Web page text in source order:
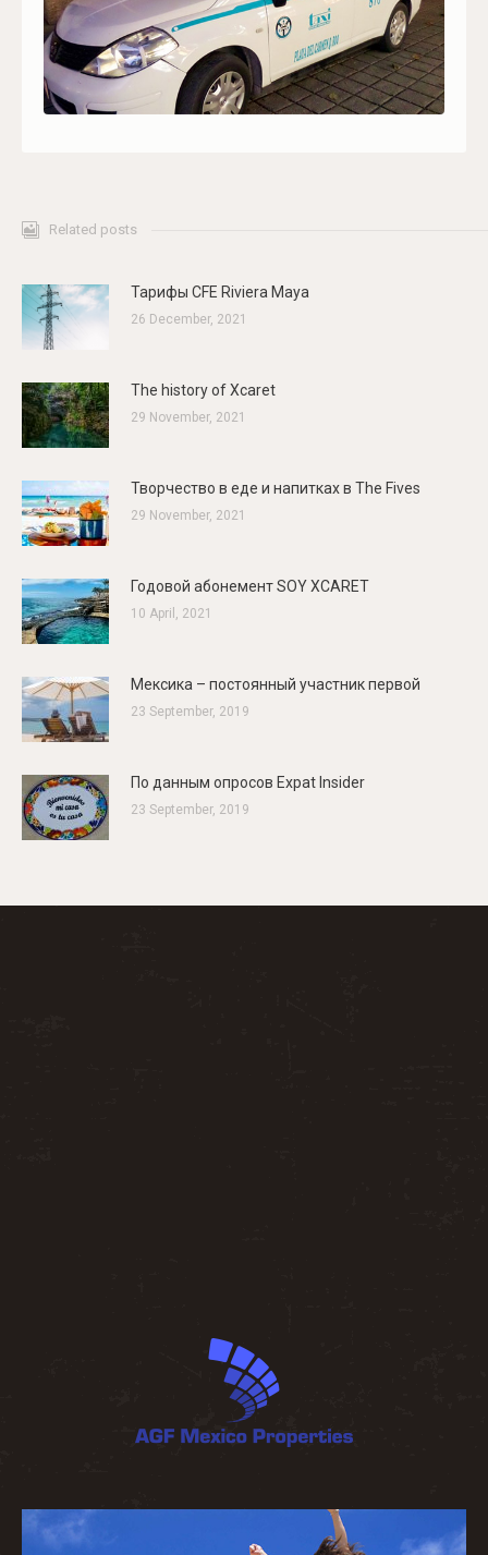
Related posts
Тарифы CFE Riviera Maya
26 December, 2021
The history of Xcaret
29 November, 2021
Творчество в еде и напитках в The Fives
29 November, 2021
Годовой абонемент SOY XCARET
10 April, 2021
Мексика – постоянный участник первой
23 September, 2019
По данным опросов Expat Insider
23 September, 2019